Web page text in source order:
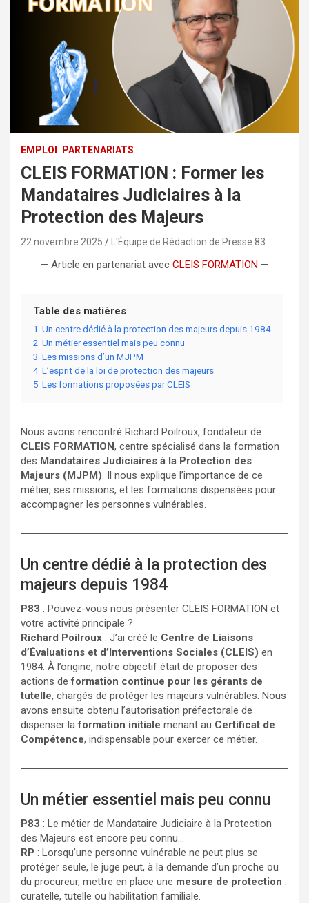
EMPLOI PARTENARIATS
CLEIS FORMATION : Former les
Mandataires Judiciaires à la
Protection des Majeurs
22 novembre 2025 L'Équipe de Rédaction de Presse 83
— Article en partenariat avec CLEIS FORMATION —
Table des matières
1 Un centre dédié à la protection des majeurs depuis 1984
2 Un métier essentiel mais peu connu
3 Les missions d’un MJPM
4 L’esprit de la loi de protection des majeurs
5 Les formations proposées par CLEIS
Nous avons rencontré Richard Poilroux, fondateur de
CLEIS FORMATION, centre spécialisé dans la formation
des Mandataires Judiciaires à la Protection des
Majeurs (MJPM). Il nous explique l’importance de ce
métier, ses missions, et les formations dispensées pour
accompagner les personnes vulnérables.
Un centre dédié à la protection des
majeurs depuis 1984
P83 : Pouvez-vous nous présenter CLEIS FORMATION et
votre activité principale ?
Richard Poilroux : J’ai créé le Centre de Liaisons
d’Évaluations et d’Interventions Sociales (CLEIS) en
1984. À l’origine, notre objectif était de proposer des
actions deformation continue pour les gérants de
tutelle, chargés de protéger les majeurs vulnérables. Nous
avons ensuite obtenu l’autorisation préfectorale de
dispenser laformation initiale menant au Certificat de
Compétence, indispensable pour exercer ce métier.
Un métier essentiel mais peu connu
P83 : Le métier de Mandataire Judiciaire à la Protection
des Majeurs est encore peu connu…
RP : Lorsqu’une personne vulnérable ne peut plus se
protéger seule, le juge peut, à la demande d’un proche ou
du procureur, mettre en place une mesure de protection :
curatelle, tutelle ou habilitation familiale.